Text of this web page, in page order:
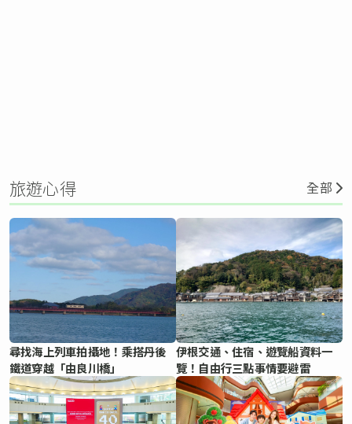
旅遊心得 全部
尋找海上列車拍攝地！乘搭丹後
鐵道穿越「由良川橋」
伊根交通、住宿、遊覽船資料一
覽！自由行三點事情要避雷